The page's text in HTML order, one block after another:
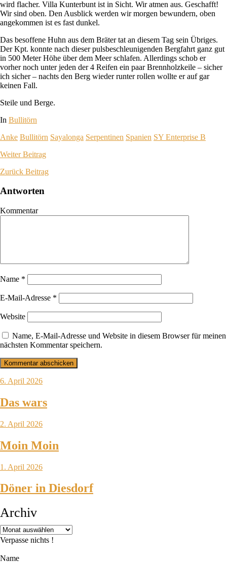
wird flacher. Villa Kunterbunt ist in Sicht. Wir atmen aus. Geschafft!
Wir sind oben. Den Ausblick werden wir morgen bewundern, oben
angekommen ist es fast dunkel.
Das besoffene Huhn aus dem Bräter tat an diesem Tag sein Übriges.
Der Kpt. konnte nach dieser pulsbeschleunigenden Bergfahrt ganz gut
in 500 Meter Höhe über dem Meer schlafen. Allerdings schob er
vorher noch unter jeden der 4 Reifen ein paar Brennholzkeile – sicher
ich sicher – nachts den Berg wieder runter rollen wollte er auf gar
keinen Fall.
Steile und Berge.
In Bullitörn
Anke Bullitörn Sayalonga Serpentinen Spanien SY Enterprise B
WeiterBeitrag
Zurück Beitrag
Antworten
Kommentar
Name *
E-Mail-Adresse *
Website
Name, E-Mail-Adresse und Website in diesem Browser für meinen
nächsten Kommentar speichern.
6. April 2026
Das wars
2. April 2026
Moin Moin
1. April 2026
Döner in Diesdorf
Archiv
Verpasse nichts !
Name